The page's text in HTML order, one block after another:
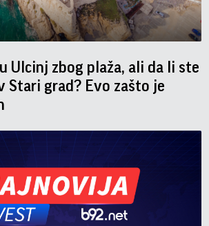
Ulcinj zbog plaža, ali da li ste
Stari grad? Evo zašto je